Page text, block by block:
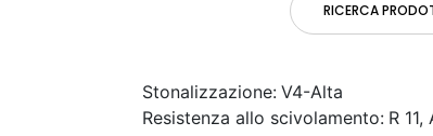
RICERCA
Stonalizzazione: V4-Alta
Resistenza allo scivolamento: R